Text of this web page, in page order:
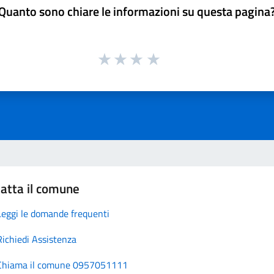
sono chiare le informazioni su questa
il comune
le domande frequenti
Assistenza
il comune 0957051111